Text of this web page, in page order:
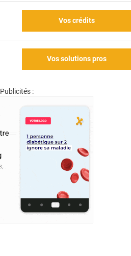
Vos crédits
Vos solutions pros
Publicités :